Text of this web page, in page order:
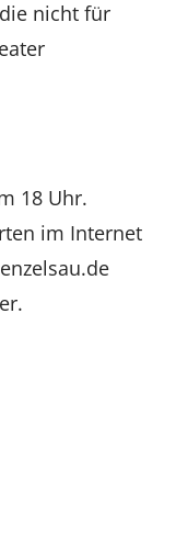
nicht für
18 Uhr.
im Internet